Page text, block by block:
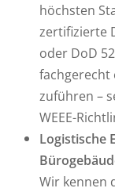
höchsten
zertifizierte
oder DoD
fachgerecht
zuführen –
WEEE-
Logistische
Wir kennen